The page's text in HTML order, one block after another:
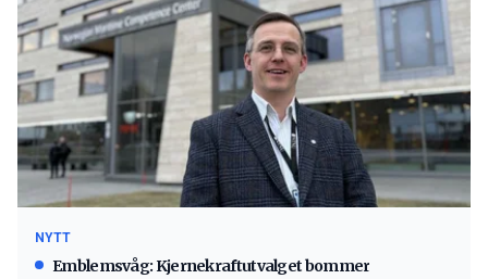
NYTT
Emblemsvåg: Kjernekraftutvalget bommer